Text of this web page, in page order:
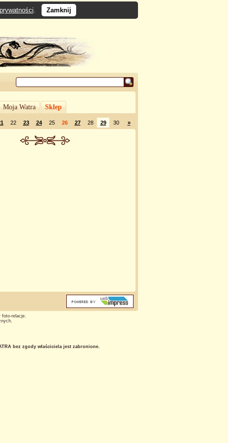
. Zamknij
Moja Watra Sklep
22 23 24 25 26 27 28 29 30 »
foto-relacje.
bez zgody właściciela jest zabronione.